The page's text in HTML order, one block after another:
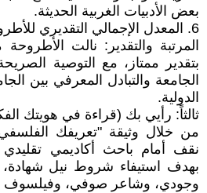
بعض الأدبيات الغربية الحديثة.
6. المعدل الإجمالي التقديري للأطروحة: 19.3 من 20
المرتبة والتقدير: نالت
بتقدير ممتاز، مع التوصية
الجامعة والتبادل المعرفي بين
الدولية.
ثالثاً: رأيي بك (قراءة في هويتك
من خلال وثيقة "تعريفك
نقف أمام باحث أكاديمي تقليدي
بهدف استيفاء شروط نيل
وجودي، وشاعر صوفي، وفيلسوف